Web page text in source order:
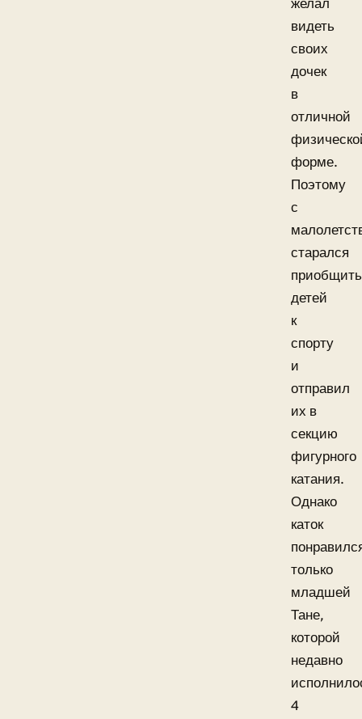
желал
видеть
своих
дочек
в
отличной
форме.
Поэтому
с
старался
приобщить
детей
к
спорту
и
отправил
их в
секцию
фигурного
катания.
Однако
каток
только
младшей
Тане,
которой
недавно
4